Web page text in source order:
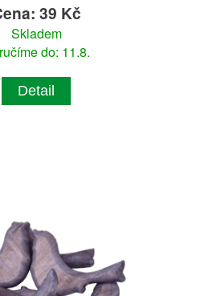
39 Kč
Skladem
do: 11.8.
Detail